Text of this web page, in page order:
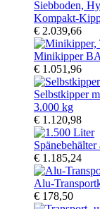
Kompakt-
€ 2.039,66
Minikipper
€ 1.051,96
Selbstkipper
3.000 kg
€ 1.120,98
€ 1.185,24
Alu-
€ 178,50